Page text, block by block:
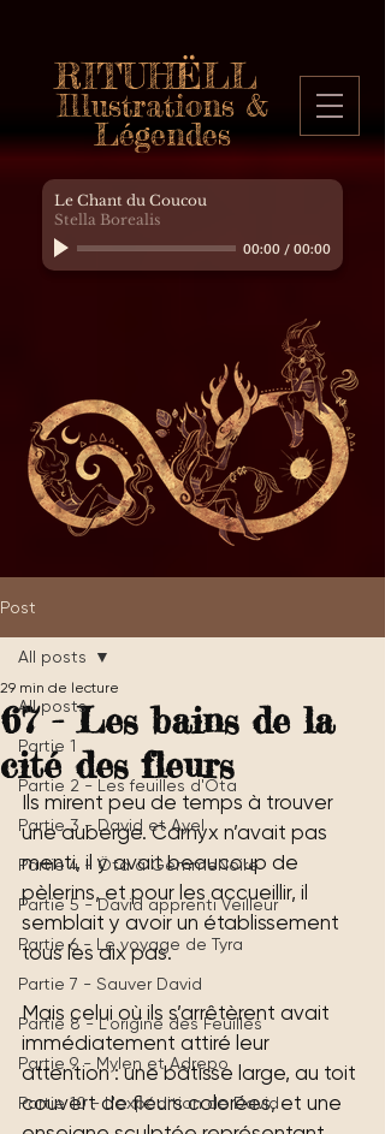
RITUHËLL
Illustrations &
Légendes
Le Chant du Coucou
Stella Borealis
00:00 / 00:00
Post
All posts
Partie 1
Partie 2 - Les feuilles d'Öta
Partie 3 - David et Ayel
Partie 4 - Öta à GemmeNoire
Partie 5 - David apprenti Veilleur
Partie 6 - Le voyage de Tyra
Partie 7 - Sauver David
Partie 8 - L'origine des Feuilles
Partie 9 - Mylen et Adrepo
Partie 10 - L'expédition de David
All posts
67 - Les bains de la
cité des fleurs
29 min de lecture
Ils mirent peu de temps à trouver
une auberge. Carnyx n’avait pas
menti, il y avait beaucoup de
pèlerins, et pour les accueillir, il
semblait y avoir un établissement
tous les dix pas.
Mais celui où ils s’arrêtèrent avait
immédiatement attiré leur
attention : une bâtisse large, au toit
couvert de fleurs colorées, et une